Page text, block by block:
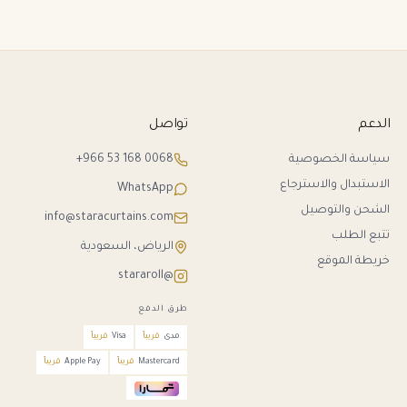
الدعم
سياسة الخصوصية
الاستبدال والاسترجاع
الشحن والتوصيل
تتبع الطلب
خريطة الموقع
تواصل
+966 53 168 0068
WhatsApp
info@staracurtains.com
الرياض، السعودية
@stararoll
طرق الدفع
مدى قريباً Visa قريباً
Mastercard قريباً Apple Pay قريباً